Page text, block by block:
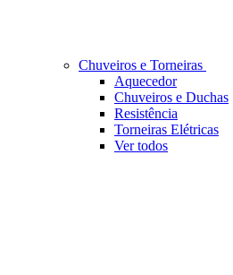
Chuveiros e Torneiras
Aquecedor
Chuveiros e Duchas
Resistência
Torneiras Elétricas
Ver todos